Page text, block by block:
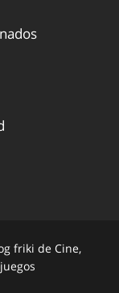
friki de Cine,